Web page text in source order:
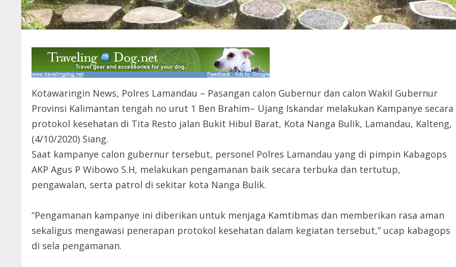
Kotawaringin News, Polres Lamandau – Pasangan calon Gubernur dan calon Wakil Gubernur
Provinsi Kalimantan tengah no urut 1 Ben Brahim– Ujang Iskandar melakukan Kampanye secara
protokol kesehatan di Tita Resto jalan Bukit Hibul Barat, Kota Nanga Bulik, Lamandau, Kalteng,
(4/10/2020) Siang.
Saat kampanye calon gubernur tersebut, personel Polres Lamandau yang di pimpin Kabagops
AKP Agus P Wibowo S.H, melakukan pengamanan baik secara terbuka dan tertutup,
pengawalan, serta patrol di sekitar kota Nanga Bulik.
“Pengamanan kampanye ini diberikan untuk menjaga Kamtibmas dan memberikan rasa aman
sekaligus mengawasi penerapan protokol kesehatan dalam kegiatan tersebut,” ucap kabagops
di sela pengamanan.